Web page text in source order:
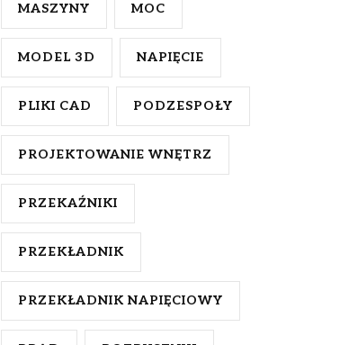
MASZYNY MOC
MODEL 3D NAPIĘCIE
PLIKI CAD PODZESPOŁY
PROJEKTOWANIE WNĘTRZ
PRZEKAŹNIKI
PRZEKŁADNIK
PRZEKŁADNIK NAPIĘCIOWY